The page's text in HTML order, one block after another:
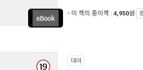
이 책의 종이책 : 4,950원
대여